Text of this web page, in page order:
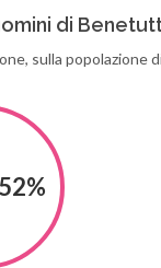
di
sulla